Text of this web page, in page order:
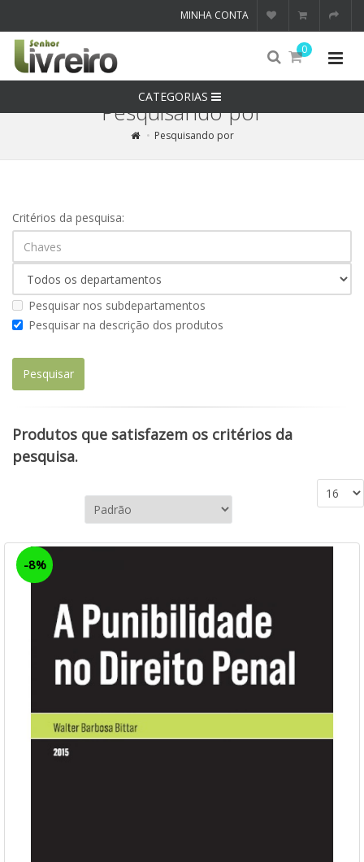
MINHA CONTA
0
CATEGORIAS
Pesquisando por
Pesquisando por
Critérios da pesquisa:
Pesquisar nos subdepartamentos
Pesquisar na descrição dos produtos
Produtos que satisfazem os critérios da
pesquisa.
-8%